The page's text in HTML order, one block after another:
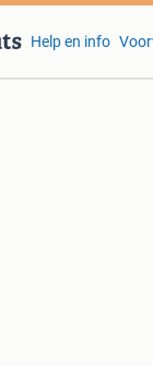
Help en info